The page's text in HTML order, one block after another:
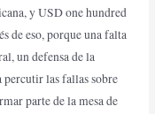
y USD one hundred
de eso, porque una falta
un defensa de la
las fallas sobre
parte de la mesa de